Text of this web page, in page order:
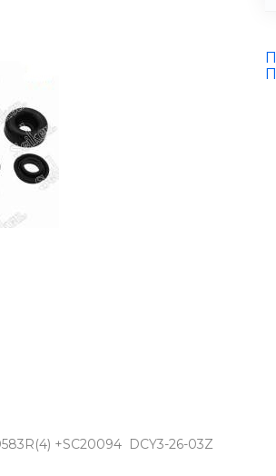
+SC20094 DCY3-26-03Z